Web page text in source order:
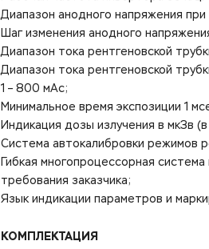
Диапазон анодного напряжения при
Шаг изменения анодного
Диапазон тока рентгеновской
Диапазон тока рентгеновской
1 – 800 мАс;
Минимальное время экспозиции 1
Индикация дозы излучения в мкЗв
Система автокалибровки режимов
Гибкая многопроцессорная
требования заказчика;
Язык индикации параметров и
КОМПЛЕКТАЦИЯ